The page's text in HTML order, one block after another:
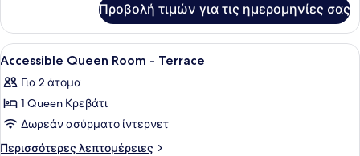
-
Courtyard
Queen
Room
-
Προβολή τιμών για τις ημερομηνίες σας
Προβολή
όλων
των
φωτογραφιών
για
Accessible
Ένα δωμάτιο ξενοδοχείου με ένα
12
Accessible Queen Room - Terrace
Για 2 άτομα
1 Queen Κρεβάτι
Δωρεάν ασύρματο ίντερνετ
Περισσότερες λεπτομέρειες
Περισσότερες